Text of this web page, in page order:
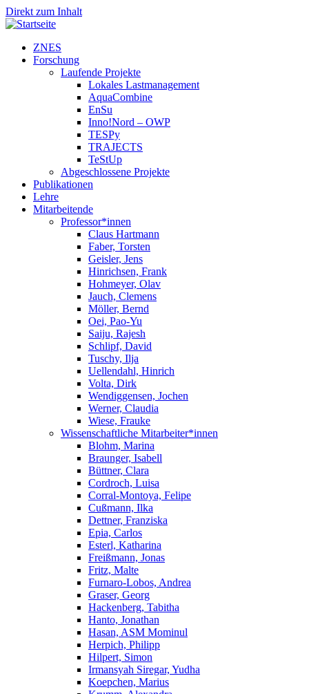
Direkt zum Inhalt
ZNES
Forschung
Laufende Projekte
Lokales Lastmanagement
AquaCombine
EnSu
Inno!Nord – OWP
TESPy
TRAJECTS
TeStUp
Abgeschlossene Projekte
Publikationen
Lehre
Mitarbeitende
Professor*innen
Claus Hartmann
Faber, Torsten
Geisler, Jens
Hinrichsen, Frank
Hohmeyer, Olav
Jauch, Clemens
Möller, Bernd
Oei, Pao-Yu
Saiju, Rajesh
Schlipf, David
Tuschy, Ilja
Uellendahl, Hinrich
Volta, Dirk
Wendiggensen, Jochen
Werner, Claudia
Wiese, Frauke
Wissenschaftliche Mitarbeiter*innen
Blohm, Marina
Braunger, Isabell
Büttner, Clara
Cordroch, Luisa
Corral-Montoya, Felipe
Cußmann, Ilka
Dettner, Franziska
Epia, Carlos
Esterl, Katharina
Freißmann, Jonas
Fritz, Malte
Furnaro-Lobos, Andrea
Graser, Georg
Hackenberg, Tabitha
Hanto, Jonathan
Hasan, ASM Mominul
Herpich, Philipp
Hilpert, Simon
Irmansyah Siregar, Yudha
Koepchen, Marius